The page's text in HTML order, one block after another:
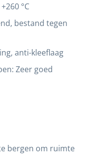
°C
bestand tegen
anti-kleeflaag
Zeer goed
bergen om ruimte